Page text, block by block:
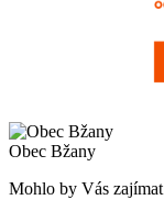
Obec Bžany
Mohlo by Vás zajímat